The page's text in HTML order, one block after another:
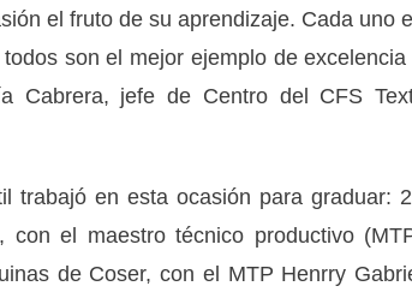
el fruto de su aprendizaje. Cada uno
son el mejor ejemplo de excelencia
Cabrera, jefe de Centro del CFS
trabajó en esta ocasión para graduar:
con el maestro técnico productivo
de Coser, con el MTP Henrry